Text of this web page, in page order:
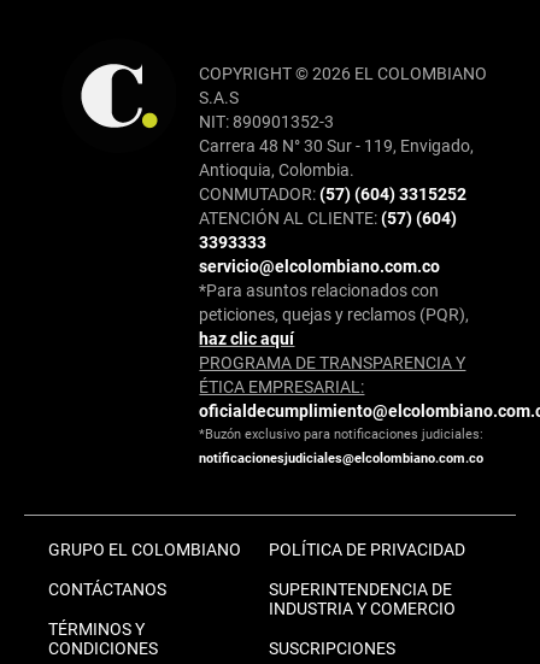
COPYRIGHT © 2026 EL COLOMBIANO
S.A.S
NIT: 890901352-3
Carrera 48 N° 30 Sur - 119, Envigado,
Antioquia, Colombia.
CONMUTADOR:(57) (604) 3315252
ATENCIÓN AL CLIENTE:(57) (604)
3393333
servicio@elcolombiano.com.co
*Para asuntos relacionados con
peticiones, quejas y reclamos (PQR),
haz clic aquí
PROGRAMA DE TRANSPARENCIA Y
ÉTICA EMPRESARIAL:
*Buzón exclusivo para notificaciones judiciales:
notificacionesjudiciales@elcolombiano.com.co
GRUPO EL COLOMBIANO
CONTÁCTANOS
TÉRMINOS Y
CONDICIONES
POLÍTICA DE PRIVACIDAD
SUPERINTENDENCIA DE
INDUSTRIA Y COMERCIO
SUSCRIPCIONES